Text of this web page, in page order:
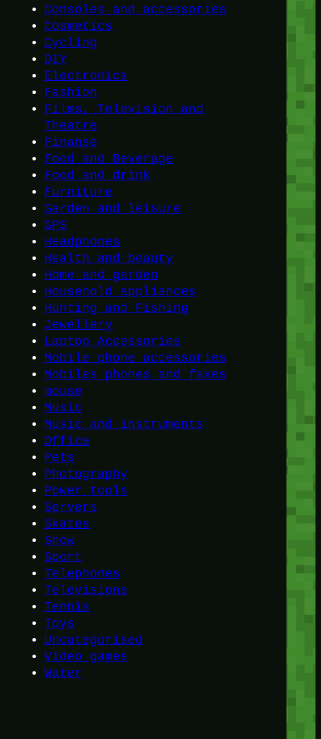
Consoles and accessories
Cosmetics
Cycling
DIY
Electronics
Fashion
Films, Television and
Theatre
Finanse
Food and Beverage
Food and drink
Furniture
Garden and leisure
GPS
Headphones
Health and beauty
Home and garden
Household appliances
Hunting and Fishing
Jewellery
Laptop Accessories
Mobile phone accessories
Mobiles phones and faxes
mouse
Music
Music and instruments
Office
Pets
Photography
Power tools
Servers
Skates
Snow
Sport
Telephones
Televisions
Tennis
Toys
Uncategorised
Video games
Water